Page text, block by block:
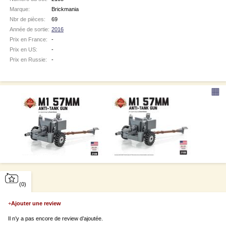
Marque:
Brickmania
Nbr de pièces:
69
Année de sortie: 2016
Prix en France:
-
Prix en US:
-
Prix en Russie:
-
▦
(0)
+Ajouter une review
Il n’y a pas encore de review d’ajoutée.